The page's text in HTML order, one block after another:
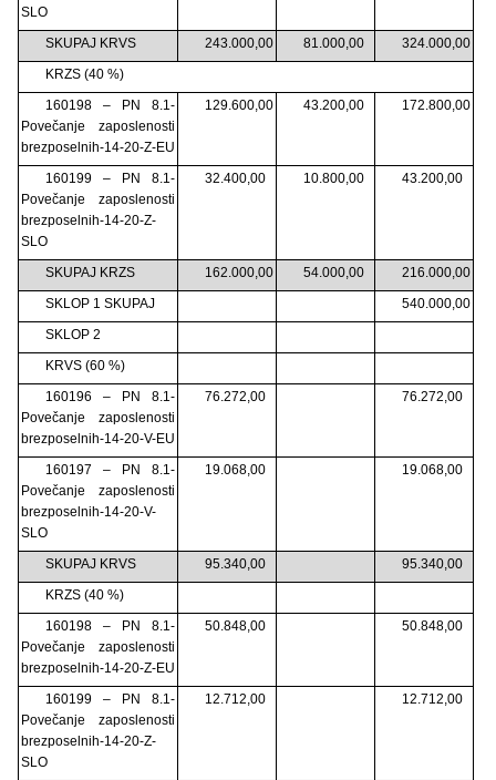
SLO
SKUPAJ KRVS 243.000,00 81.000,00
324.000,00
KRZS (40 %)
160198 – PN 8.1-
Povečanje zaposlenosti
brezposelnih-14-20-Z-EU
129.600,00 43.200,00 172.800,00
160199 – PN 8.1-
Povečanje zaposlenosti
brezposelnih-14-20-Z-
SLO
32.400,00 10.800,00 43.200,00
SKUPAJ KRZS 162.000,00 54.000,00
216.000,00
SKLOP 1 SKUPAJ
540.000,00
SKLOP 2
KRVS (60 %)
160196 – PN 8.1-
Povečanje zaposlenosti
brezposelnih-14-20-V-EU
76.272,00 76.272,00
160197 – PN 8.1-
Povečanje zaposlenosti
brezposelnih-14-20-V-
SLO
19.068,00 19.068,00
SKUPAJ KRVS 95.340,00
95.340,00
KRZS (40 %)
160198 – PN 8.1-
Povečanje zaposlenosti
brezposelnih-14-20-Z-EU
50.848,00 50.848,00
160199 – PN 8.1-
Povečanje zaposlenosti
brezposelnih-14-20-Z-
SLO
12.712,00 12.712,00